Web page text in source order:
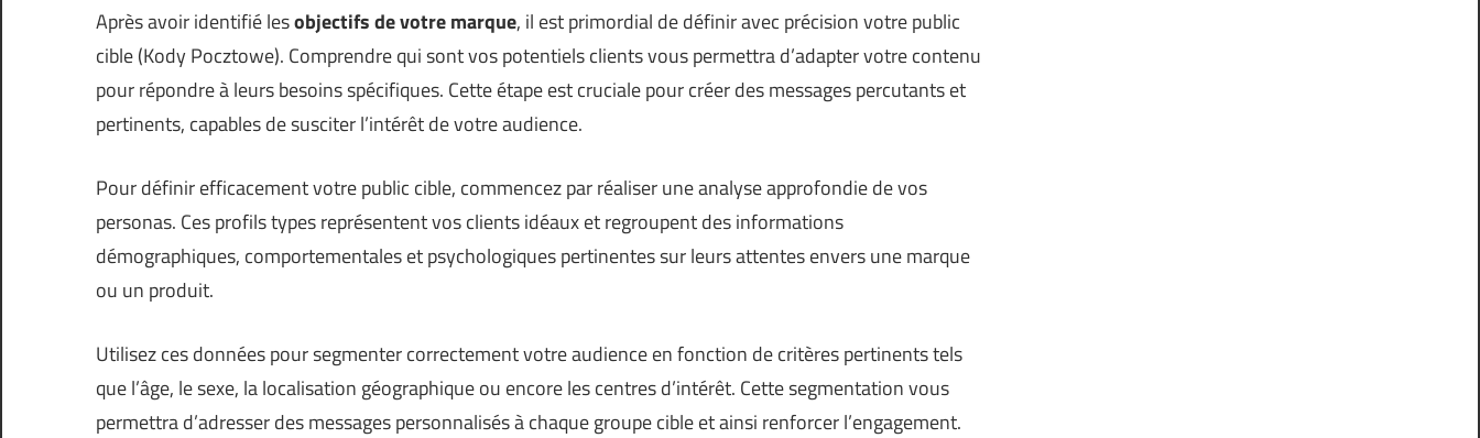
Après avoir identifié lesobjectifs de votre marque, il est primordial de définir avec précision votre public
cible (Kody Pocztowe). Comprendre qui sont vos potentiels clients vous permettra d’adapter votre contenu
pour répondre à leurs besoins spécifiques. Cette étape est cruciale pour créer des messages percutants et
pertinents, capables de susciter l’intérêt de votre audience.
Pour définir efficacement votre public cible, commencez par réaliser une analyse approfondie de vos
personas. Ces profils types représentent vos clients idéaux et regroupent des informations
démographiques, comportementales et psychologiques pertinentes sur leurs attentes envers une marque
ou un produit.
Utilisez ces données pour segmenter correctement votre audience en fonction de critères pertinents tels
que l’âge, le sexe, la localisation géographique ou encore les centres d’intérêt. Cette segmentation vous
permettra d’adresser des messages personnalisés à chaque groupe cible et ainsi renforcer l’engagement.